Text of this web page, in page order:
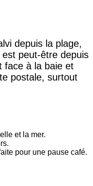
depuis la plage,
peut-être depuis
face à la baie et
postale, surtout
et la mer.
pour une pause café.